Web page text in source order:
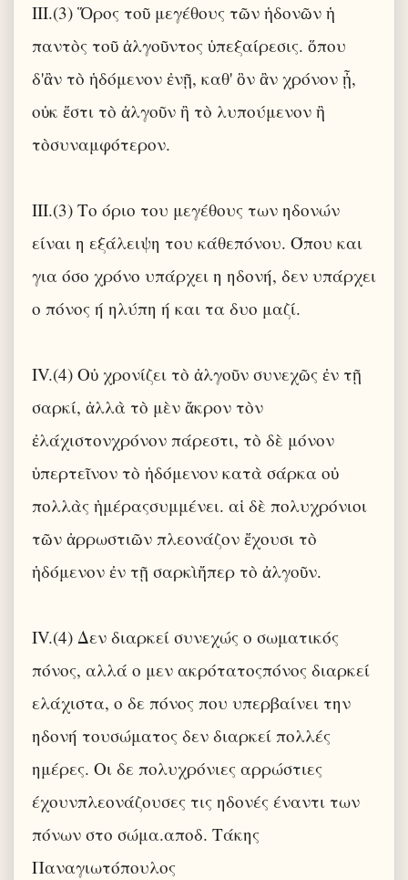
III.(3) Ὅρος τοῦ μεγέθους τῶν ἡδονῶν ἡ
παντὸς τοῦ ἀλγοῦντος ὑπεξαίρεσις. ὅπου
δ'ἂν τὸ ἡδόμενον ἐνῇ, καθ' ὃν ἂν χρόνον ᾖ,
οὐκ ἔστι τὸ ἀλγοῦν ἢ τὸ λυπούμενον ἢ
τὸσυναμφότερον.
III.(3) Το όριο του μεγέθους των ηδονών
είναι η εξάλειψη του κάθεπόνου. Όπου και
για όσο χρόνο υπάρχει η ηδονή, δεν υπάρχει
ο πόνος ή ηλύπη ή και τα δυο μαζί.
IV.(4) Οὐ χρονίζει τὸ ἀλγοῦν συνεχῶς ἐν τῇ
σαρκί, ἀλλὰ τὸ μὲν ἄκρον τὸν
ἐλάχιστονχρόνον πάρεστι, τὸ δὲ μόνον
ὑπερτεῖνον τὸ ἡδόμενον κατὰ σάρκα οὐ
πολλὰς ἡμέραςσυμμένει. αἱ δὲ πολυχρόνιοι
τῶν ἀρρωστιῶν πλεονάζον ἔχουσι τὸ
ἡδόμενον ἐν τῇ σαρκὶἤπερ τὸ ἀλγοῦν.
IV.(4) Δεν διαρκεί συνεχώς ο σωματικός
πόνος, αλλά ο μεν ακρότατοςπόνος διαρκεί
ελάχιστα, ο δε πόνος που υπερβαίνει την
ηδονή τουσώματος δεν διαρκεί πολλές
ημέρες. Οι δε πολυχρόνιες αρρώστιες
έχουνπλεονάζουσες τις ηδονές έναντι των
πόνων στο σώμα.αποδ. Τάκης
Παναγιωτόπουλος